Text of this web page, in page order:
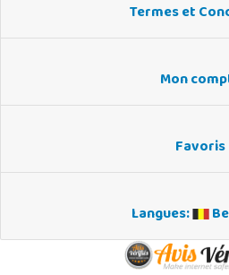
Termes et
Mon
Favoris
Langues: